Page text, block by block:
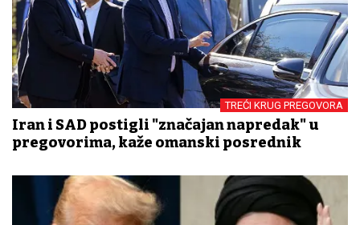
TREĆI KRUG PREGOVORA
Iran i SAD postigli "značajan napredak" u
pregovorima, kaže omanski posrednik